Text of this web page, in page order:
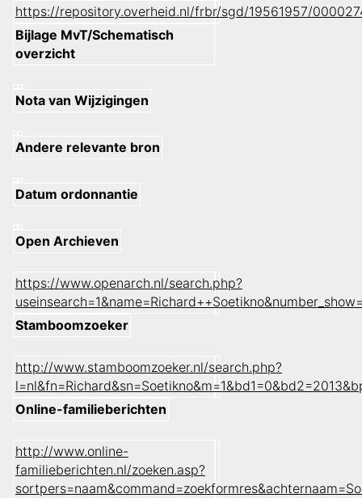
https://repository.overheid.nl/frbr/sgd/19561957/
Bijlage MvT/Schematisch
overzicht
Nota van Wijzigingen
Andere relevante bron
Datum ordonnantie
Open Archieven
https://www.openarch.nl/search.php?
Stamboomzoeker
http://www.stamboomzoeker.nl/search.php?
Online-familieberichten
http://www.online-
familieberichten.nl/zoeken.asp?